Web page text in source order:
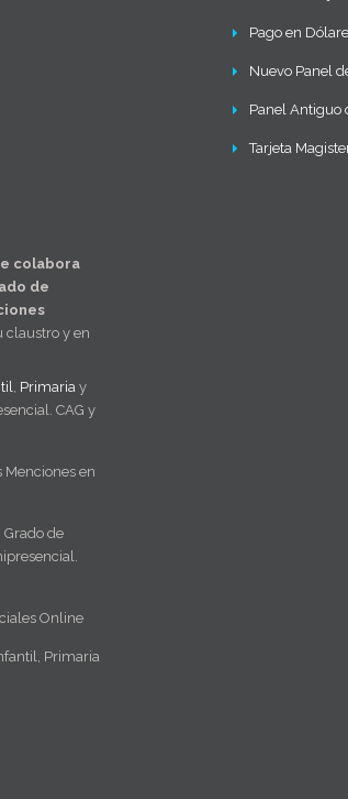
Pago en
Nuevo Panel
Panel Antiguo
Tarjeta
colabora
de
claustro y en
, Primariay
CAG y
Menciones en
de
Online
Primaria